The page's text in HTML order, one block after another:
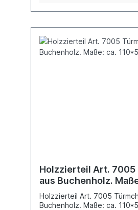
Holzzierteil Art. 7005
aus Buchenholz.
110*50mm
Holzzierteil Art. 7005
Buchenholz. Maße: ca.